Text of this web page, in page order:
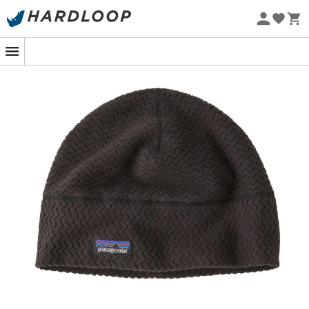
Zomeraanbiedingen 🔥 -5% EXTRA vanaf 2 producten* met